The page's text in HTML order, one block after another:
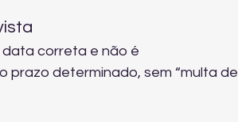
correta e não é
prazo determinado, sem “multa de